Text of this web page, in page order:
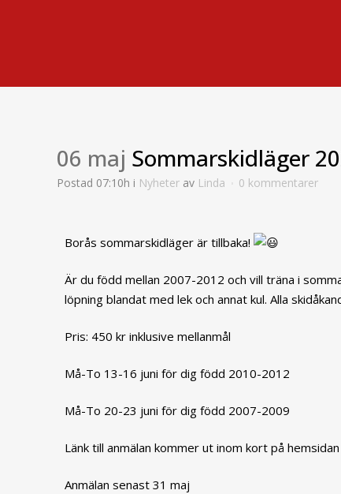
06 maj Sommarskidläger
Postad 07:10h i Nyheter av Linda 0 kommentarer
Borås sommarskidläger är tillbaka!
Är du född mellan 2007-2012 och vill träna i
löpning blandat med lek och annat kul. Alla
Pris: 450 kr inklusive mellanmål
Må-To 13-16 juni för dig född 2010-2012
Må-To 20-23 juni för dig född 2007-2009
Länk till anmälan kommer ut inom kort på
Anmälan senast 31 maj